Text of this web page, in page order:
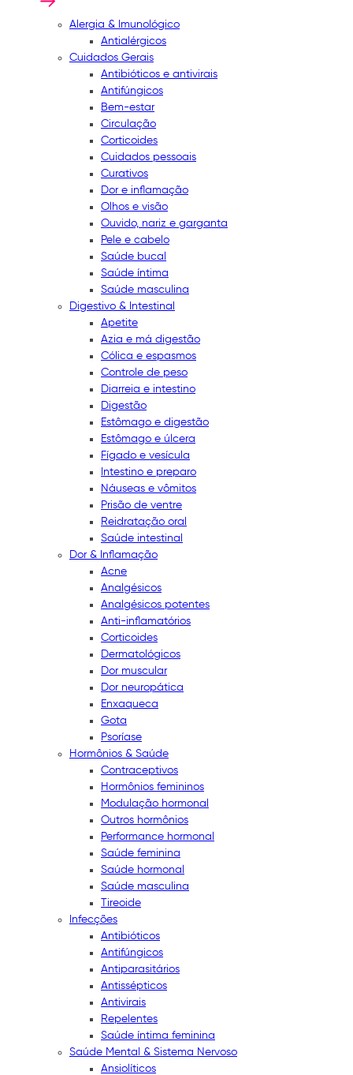
Alergia & Imunológico
Antialérgicos
Cuidados Gerais
Antibióticos e antivirais
Antifúngicos
Bem-estar
Circulação
Corticoides
Cuidados pessoais
Curativos
Dor e inflamação
Olhos e visão
Ouvido, nariz e garganta
Pele e cabelo
Saúde bucal
Saúde íntima
Saúde masculina
Digestivo & Intestinal
Apetite
Azia e má digestão
Cólica e espasmos
Controle de peso
Diarreia e intestino
Digestão
Estômago e digestão
Estômago e úlcera
Fígado e vesícula
Intestino e preparo
Náuseas e vômitos
Prisão de ventre
Reidratação oral
Saúde intestinal
Dor & Inflamação
Acne
Analgésicos
Analgésicos potentes
Anti-inflamatórios
Corticoides
Dermatológicos
Dor muscular
Dor neuropática
Enxaqueca
Gota
Psoríase
Hormônios & Saúde
Contraceptivos
Hormônios femininos
Modulação hormonal
Outros hormônios
Performance hormonal
Saúde feminina
Saúde hormonal
Saúde masculina
Tireoide
Infecções
Antibióticos
Antifúngicos
Antiparasitários
Antissépticos
Antivirais
Repelentes
Saúde íntima feminina
Saúde Mental & Sistema Nervoso
Ansiolíticos